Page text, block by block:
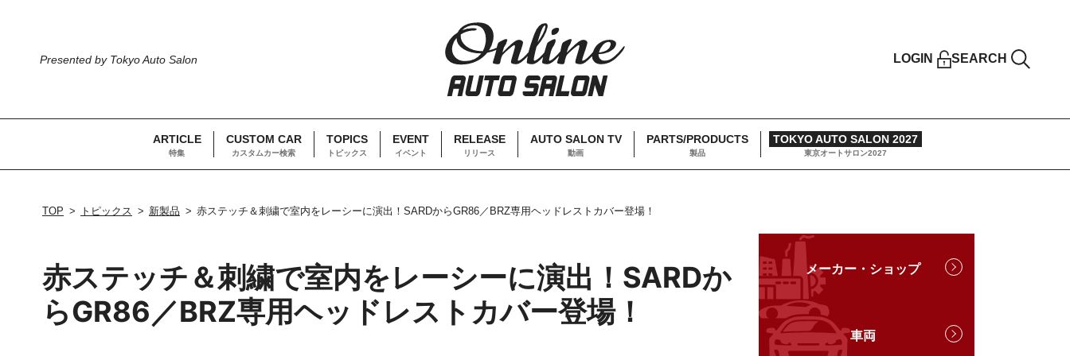
Presented by Tokyo Auto Salon LOGIN SEARCH
ARTICLE
特集
CUSTOM CAR
カスタムカー検索
TOPICS
トピックス
EVENT
イベント
RELEASE
リリース
AUTO SALON TV
動画
PARTS/PRODUCTS
製品
TOKYO AUTO SALON 2027
東京オートサロン2027
TOP トピックス 新製品 赤ステッチ＆刺繍で室内をレーシーに演出！SARDからGR86／BRZ専用ヘッドレストカバー登場！
赤ステッチ＆刺繍で室内をレーシーに演出！SARDか
らGR86／BRZ専用ヘッドレストカバー登場！
メーカー・ショップ
車両